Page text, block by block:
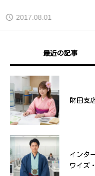
2025.07.07
最近の記事
財田支
インタ
ワイズ
夏休み
第8回